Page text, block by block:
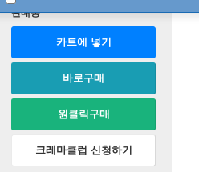
판매중
카트에 넣기
바로구매
원클릭구매
크레마클럽 신청하기